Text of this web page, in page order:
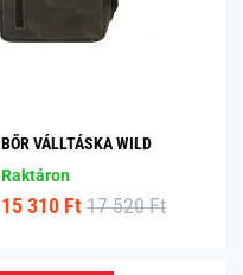
BŐR VÁLLTÁSKA WILD
Raktáron
15 310 Ft 17 520 Ft